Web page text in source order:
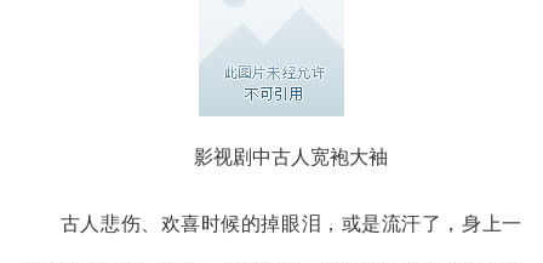
影视剧中古人宽袍大袖
古人悲伤、欢喜时候的掉眼泪，或是流汗了，身上一